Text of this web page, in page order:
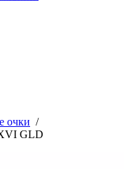
очки /
GLD